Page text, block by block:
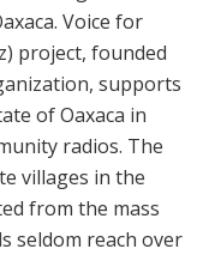
Voice for
project, founded
supports
of Oaxaca in
radios. The
villages in the
from the mass
seldom reach over